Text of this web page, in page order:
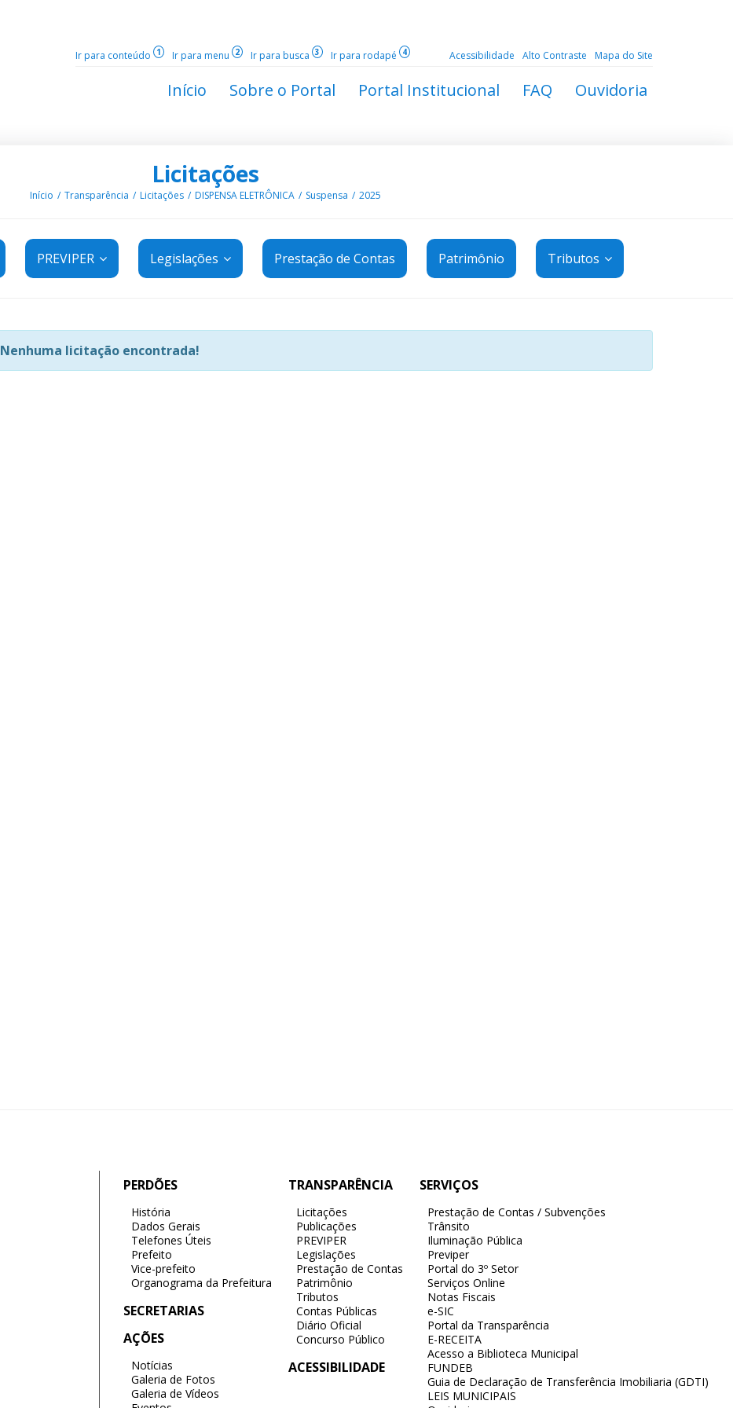
Ir para conteúdo 1 Ir para menu 2 Ir para busca 3 Ir para rodapé 4 Acessibilidade Alto Contraste Mapa do Site
Início Sobre o Portal Portal Institucional FAQ Ouvidoria
Licitações
Início Transparência Licitações DISPENSA ELETRÔNICA Suspensa 2025
PREVIPER Legislações Prestação de Contas Patrimônio Tributos
Nenhuma licitação encontrada!
PERDÕES
História
Dados Gerais
Telefones Úteis
Prefeito
Vice-prefeito
Organograma da Prefeitura
SECRETARIAS
AÇÕES
Notícias
Galeria de Fotos
Galeria de Vídeos
TRANSPARÊNCIA
Licitações
Publicações
PREVIPER
Legislações
Prestação de Contas
Patrimônio
Tributos
Contas Públicas
Diário Oficial
Concurso Público
ACESSIBILIDADE
SERVIÇOS
Prestação de Contas / Subvenções
Trânsito
Iluminação Pública
Previper
Portal do 3º Setor
Serviços Online
Notas Fiscais
e-SIC
Portal da Transparência
E-RECEITA
Acesso a Biblioteca Municipal
FUNDEB
Guia de Declaração de Transferência Imobiliaria (GDTI)
LEIS MUNICIPAIS